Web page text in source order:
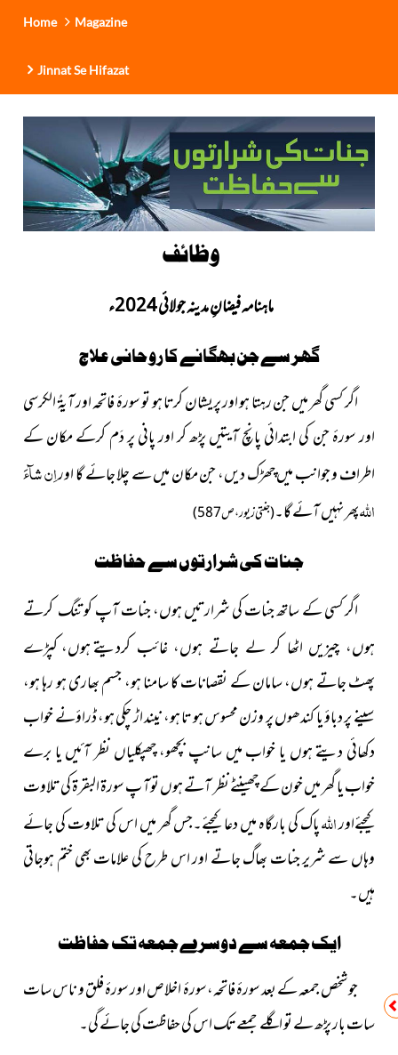
Home Magazine
Jinnat Se Hifazat
وظائف
ماہنامہ فیضانِ مدینہ جولائی 2024ء
گھر سے جن بھگانے کا روحانی علاج
اگر کسی گھر میں جن رہتا ہو اور پریشان کرتا ہو تو سورهٔ فاتحہ اور آیۃُ الکرسی
اور سورهٔ جن کی ابتدائی پانچ آیتیں پڑھ کر اور پانی پر دَم کرکے مکان کے
اطراف و جوانب میں چھڑک دیں، جن مکان میں سے چلا جائے گا اوراِن شآءَ
اللہپھر نہیں آئے گا۔(جنتی زیور، ص 587)
جنات کی شرارتوں سے حفاظت
اگر کسی کے ساتھ جنات کی شرارتیں ہوں، جنات آپ کوتنگ کرتے
ہوں، چیزیں اٹھا کر لے جاتے ہوں، غائب کردیتےہوں، کپڑے
پھٹ جاتے ہوں، سامان کے نقصانات کا سامنا ہو، جسم بھاری ہو رہا ہو،
سینے پر دباؤ یا کندھوں پر وزن محسوس ہو تا ہو، نیند اڑ چکی ہو، ڈراؤنے خواب
دکھائی دیتے ہوں یا خواب میں سانپ بچھو، چھپکلیاں نظر آئیں یا برے
خواب یا گھر میں خون کے چھینٹے نظر آتے ہوں توآ پ سورۃ البقرۃ کی تلاوت
کیجئےاوراللہپاک کی بارگاہ میں دعا کیجئے۔جس گھر میں اس کی تلاوت کی جائے
وہاں سے شریر جنات بھاگ جاتے اور اس طرح کی علامات بھی ختم ہوجاتی
ہیں۔
ایک جمعہ سے دوسرے جمعہ تک حفاظت
جو شخص جمعہ کے بعد سورۂ فاتحہ،سورۂ اخلاص اور سورۂ فلق و ناس سات
سات بار پڑھ لے تو اگلے جمعے تک اس کی حفاظت کی جائے گی۔